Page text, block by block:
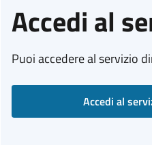
Accedi al
Puoi accedere al servizio
Accedi al